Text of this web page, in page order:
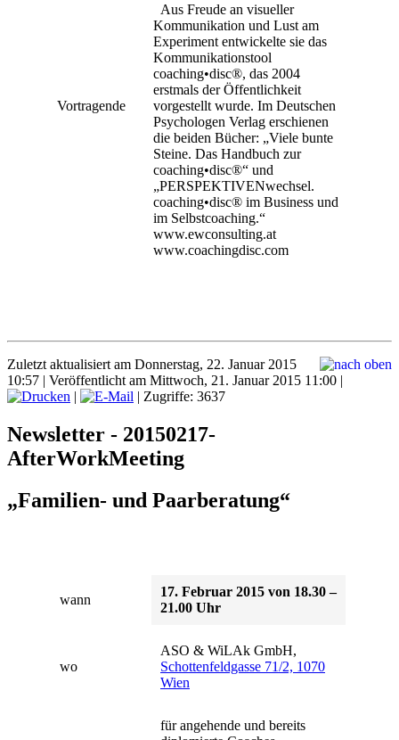
Vortragende
Aus Freude an visueller
Kommunikation und Lust am
Experiment entwickelte sie das
Kommunikationstool
coaching•disc®, das 2004
erstmals der Öffentlichkeit
vorgestellt wurde. Im Deutschen
Psychologen Verlag erschienen
die beiden Bücher: „Viele bunte
Steine. Das Handbuch zur
coaching•disc®“ und
„PERSPEKTIVENwechsel.
coaching•disc® im Business und
im Selbstcoaching.“
www.ewconsulting.at
www.coachingdisc.com
Zuletzt aktualisiert am Donnerstag, 22. Januar 2015
10:57 | Veröffentlicht am Mittwoch, 21. Januar 2015 11:00 |
|
| Zugriffe: 3637
Newsletter - 20150217-
AfterWorkMeeting
„Familien- und Paarberatung“
wann
17. Februar 2015 von 18.30 –
21.00 Uhr
wo
ASO & WiLAk GmbH,
Schottenfeldgasse 71/2, 1070
Wien
für angehende und bereits